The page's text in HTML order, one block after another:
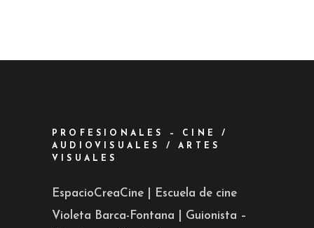
PROFESIONALES – CINE /
AUDIOVISUALES / ARTES
VISUALES
EspacioCreaCine | Escuela de cine
Violeta Barca-Fontana | Guionista –